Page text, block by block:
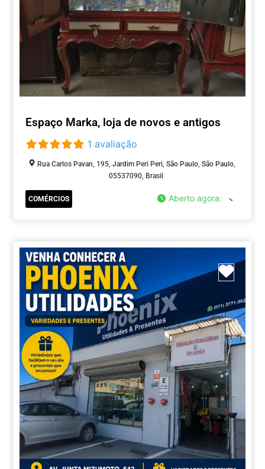
Espaço Marka, loja de novos e antigos
1 avaliação
Rua Carlos Pavan, 195, Jardim Peri Peri, São Paulo, São Paulo,
05537090, Brasil
COMÉRCIOS Aberto agora: